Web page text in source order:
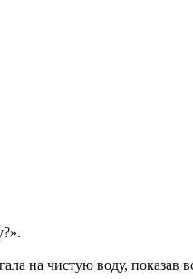
на чистую воду, показав